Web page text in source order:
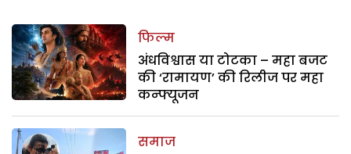
फिल्म
अंधविश्वास या टोटका – महा बजट
की ‘रामायण’ की रिलीज पर महा
कन्फ्यूजन
समाज